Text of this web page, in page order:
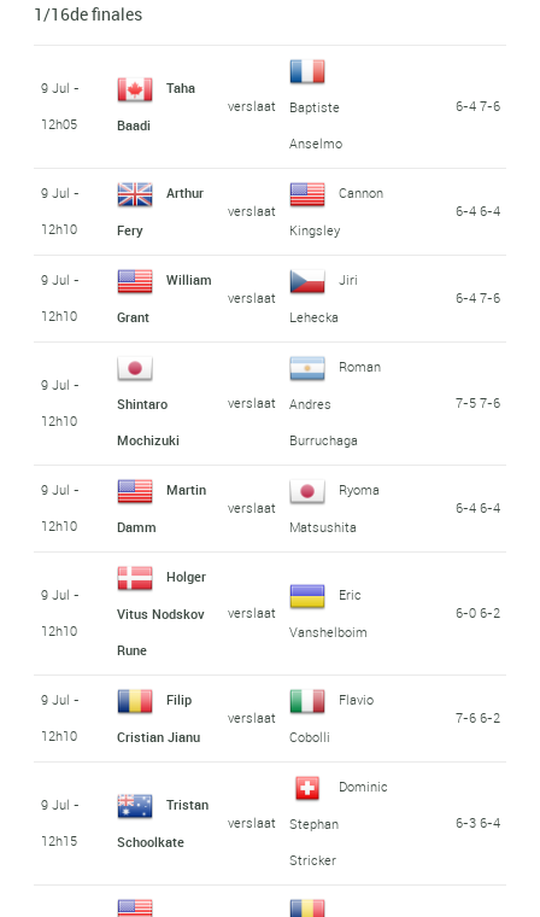
1/16de finales
9 Jul -
12h05
Taha
Baadi
verslaat
Baptiste
Anselmo
6-4 7-6
9 Jul -
12h10
Arthur
Fery
verslaat
Cannon
Kingsley
6-4 6-4
9 Jul -
12h10
William
Grant
verslaat
Jiri
Lehecka
6-4 7-6
9 Jul -
12h10
Shintaro
Mochizuki
verslaat
Roman
Andres
Burruchaga
7-5 7-6
9 Jul -
12h10
Martin
Damm
verslaat
Ryoma
Matsushita
6-4 6-4
9 Jul -
12h10
Holger
Vitus Nodskov
Rune
verslaat
Eric
Vanshelboim
6-0 6-2
9 Jul -
12h10
Filip
Cristian Jianu
verslaat
Flavio
Cobolli
7-6 6-2
9 Jul -
12h15
Tristan
Schoolkate
verslaat
Dominic
Stephan
Stricker
6-3 6-4